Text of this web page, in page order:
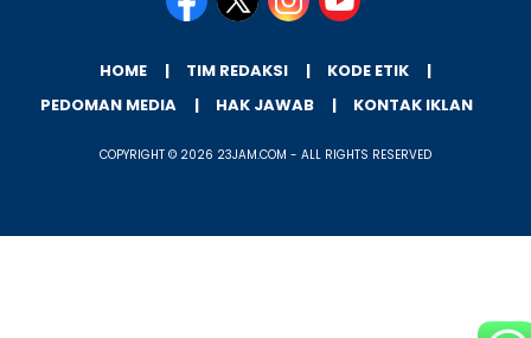
HOME TIM REDAKSI
KODE ETIK
PEDOMAN MEDIA
HAK JAWAB KONTAK IKLAN
COPYRIGHT © 2026 23JAM.COM - ALL RIGHTS RESERVED